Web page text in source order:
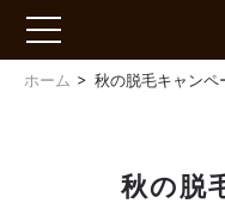
toggle
ホーム 秋の脱毛キャンペ
秋の脱